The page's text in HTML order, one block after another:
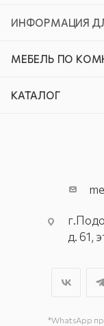
ИНФОРМАЦИЯ
МЕБЕЛЬ ПО
КАТАЛОГ
д. 61,
г.
*WhatsApp